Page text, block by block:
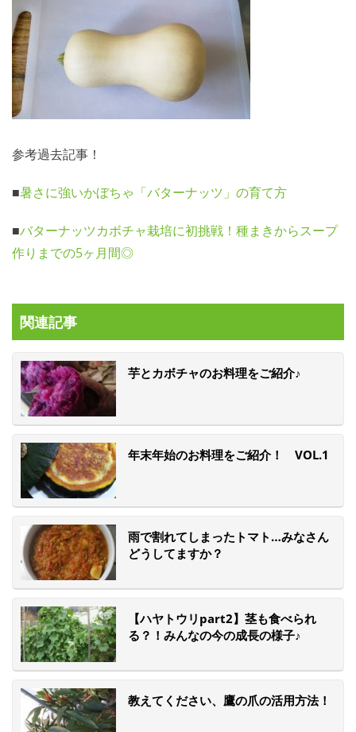
参考過去記事！
■暑さに強いかぼちゃ「バターナッツ」の育て方
■バターナッツカボチャ栽培に初挑戦！種まきからスープ
作りまでの5ヶ月間◎
関連記事
芋とカボチャのお料理をご紹介♪
年末年始のお料理をご紹介！ VOL.1
雨で割れてしまったトマト…みなさん
どうしてますか？
【ハヤトウリpart2】茎も食べられ
る？！みんなの今の成長の様子♪
教えてください、鷹の爪の活用方法！